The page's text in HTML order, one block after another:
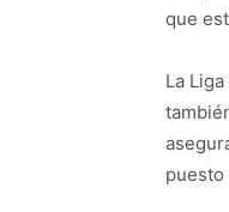
que
La
puesto